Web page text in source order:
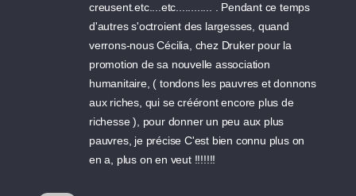
creusent.etc....etc............ . Pendant ce temps
d'autres s'octroient des largesses, quand
verrons-nous Cécilia, chez Druker pour la
promotion de sa nouvelle association
humanitaire, ( tondons les pauvres et donnons
aux riches, qui se crééront encore plus de
richesse ), pour donner un peu aux plus
pauvres, je précise C'est bien connu plus on
en a, plus on en veut !!!!!!!